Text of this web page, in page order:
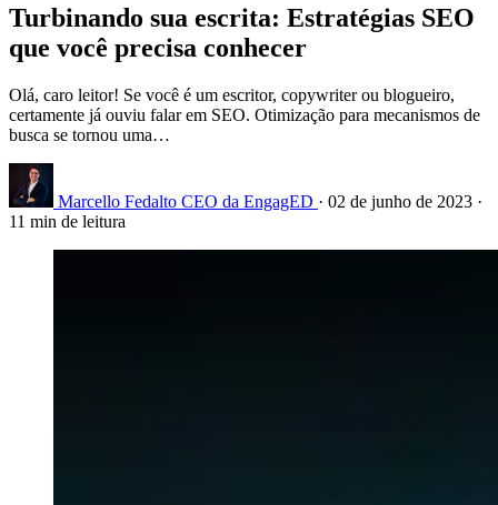
Turbinando sua escrita: Estratégias SEO
que você precisa conhecer
Olá, caro leitor! Se você é um escritor, copywriter ou blogueiro,
certamente já ouviu falar em SEO. Otimização para mecanismos de
busca se tornou uma…
Marcello Fedalto CEO da EngagED · 02 de junho de 2023 ·
11 min de leitura